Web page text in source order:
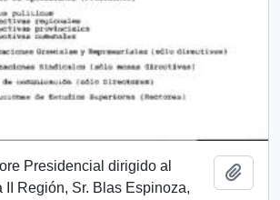
Presidencial dirigido al
II Región, Sr. Blas Espinoza,